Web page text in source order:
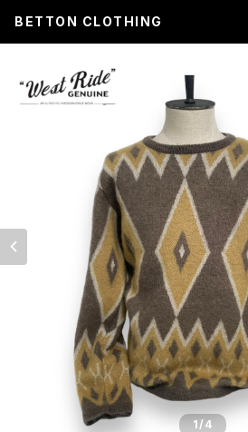
BETTON CLOTHING
1/4